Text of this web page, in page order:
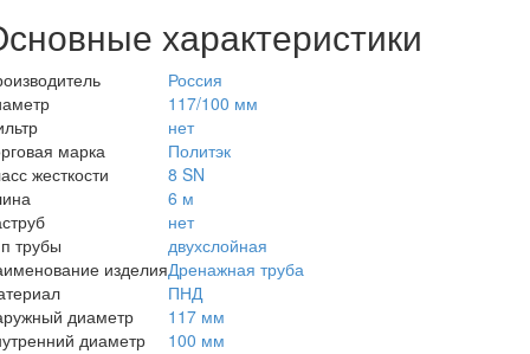
характеристики
Россия
117/100 мм
нет
марка
Политэк
жесткости
8 SN
6 м
нет
трубы
двухслойная
изделияДренажная труба
ПНД
диаметр
117 мм
диаметр
100 мм